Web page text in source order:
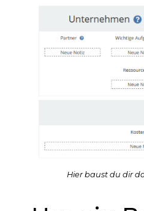
Hier baust du dir